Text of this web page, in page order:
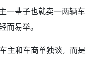
辈子也就卖一两辆车
而易举。
主和车商单独谈，而